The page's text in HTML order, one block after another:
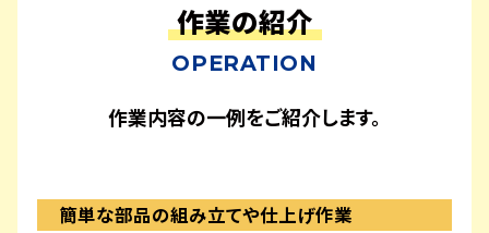
作業の紹介
OPERATION
作業内容の一例をご紹介します。
簡単な部品の組み立てや仕上げ作業